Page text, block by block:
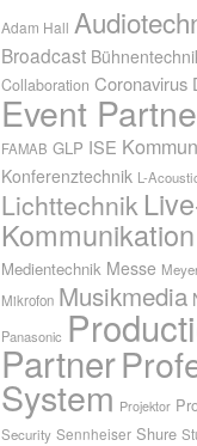
Adam Hall
Broadcast
Collaboration Coronavirus
Event
FAMAB GLP ISE
Konferenztechnik L-
Lichttechnik
Kommunikation
Medientechnik Messe
Mikrofon Musikmedia
Panasonic
Partner
System Projektor
Security Sennheiser Shure